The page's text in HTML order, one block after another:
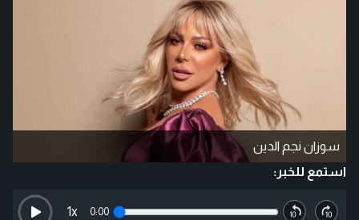
سوزان نجم الدين
استمع للخبر:
0:00
1x